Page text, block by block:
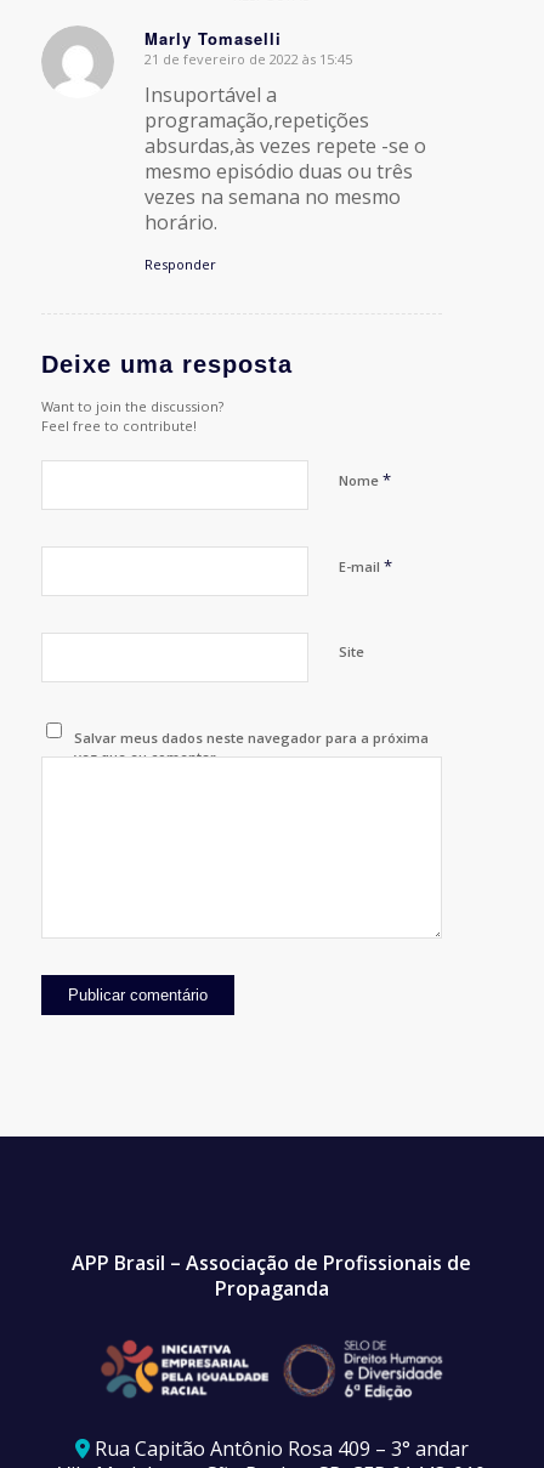
Marly Tomaselli
says:
21 de fevereiro de 2022 às 15:45
Insuportável a
programação,repetições
absurdas,às vezes repete -se o
mesmo episódio duas ou três
vezes na semana no mesmo
horário.
Responder
Deixe uma resposta
Want to join the discussion?
Feel free to contribute!
Nome *
E-mail *
Site
Salvar meus dados neste navegador para a próxima
vez que eu comentar.
APP Brasil – Associação de Profissionais de
Propaganda
Rua Capitão Antônio Rosa 409 – 3° andar